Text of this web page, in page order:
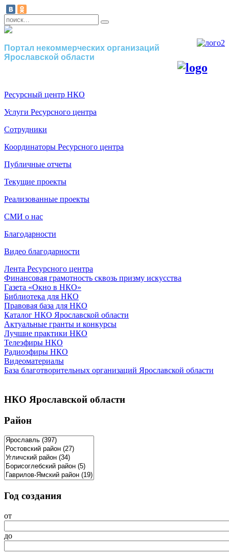
Портал некоммерческих организаций
Ярославской области
Ресурсный центр НКО
Услуги Ресурсного центра
Сотрудники
Координаторы Ресурсного центра
Публичные отчеты
Текущие проекты
Реализованные проекты
СМИ о нас
Благодарности
Видео благодарности
Лента Ресурсного центра
Финансовая грамотность сквозь призму искусства
Газета «Окно в НКО»
Библиотека для НКО
Правовая база для НКО
Каталог НКО Ярославской области
Актуальные гранты и конкурсы
Лучшие практики НКО
Телеэфиры НКО
Радиоэфиры НКО
Видеоматериалы
База благотворительных организаций Ярославской области
НКО Ярославской области
Район
Год создания
от
до